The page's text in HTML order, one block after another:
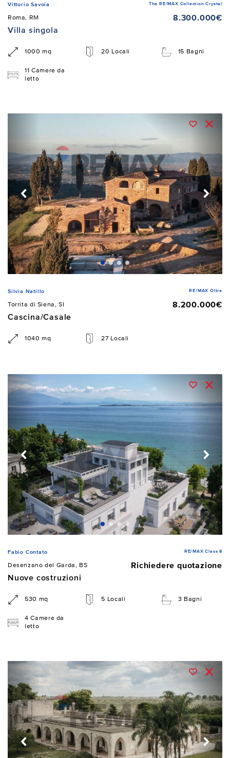
Vittorio Savoia The RE/MAX Collection Crystal
Roma, RM
8.300.000€
Villa singola
1000 mq 20 Locali 15 Bagni
11 Camere da
letto
Silvia Natillo RE/MAX Oltre
Torrita di Siena, SI
8.200.000€
Cascina/Casale
1040 mq 27 Locali
Fabio Contato RE/MAX Class 8
Desenzano del Garda, BS
Richiedere quotazione
Nuove costruzioni
530 mq 5 Locali 3 Bagni
4 Camere da
letto